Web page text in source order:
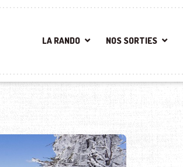
LA RANDO NOS SORTIES